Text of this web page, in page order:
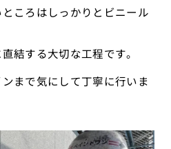
ころはしっかりとビニール
結する大切な工程です。
まで気にして丁寧に行いま